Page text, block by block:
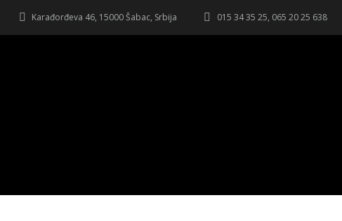
Karađorđeva 46, 15000 Šabac, Srbija 015 34 35 25, 065 20 25 638